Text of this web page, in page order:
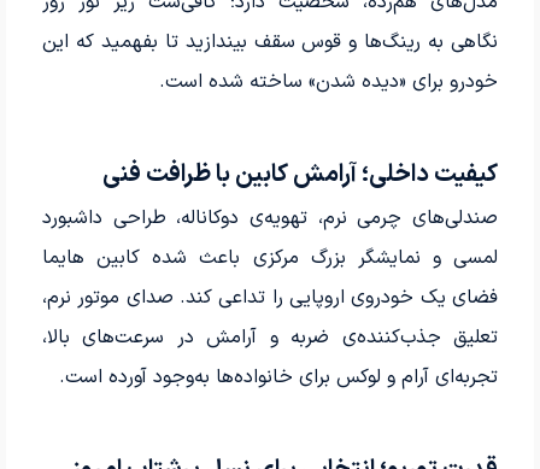
نگاهی به رینگ‌ها و قوس سقف بیندازید تا بفهمید که این
خودرو برای «دیده شدن» ساخته شده است.
کیفیت داخلی؛ آرامش کابین با ظرافت فنی
صندلی‌های چرمی نرم، تهویه‌ی دوکاناله، طراحی داشبورد
لمسی و نمایشگر بزرگ مرکزی باعث شده کابین هایما
فضای یک خودروی اروپایی را تداعی کند. صدای موتور نرم،
تعلیق جذب‌کننده‌ی ضربه و آرامش در سرعت‌های بالا،
تجربه‌ای آرام و لوکس برای خانواده‌ها به‌وجود آورده است.